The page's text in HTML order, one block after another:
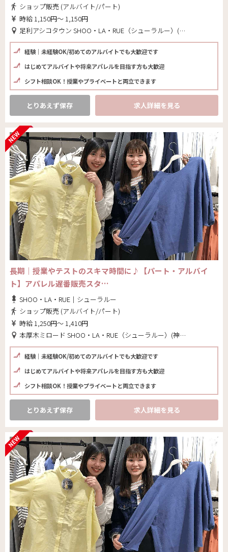
ショップ販売 (アルバイト/パート)
時給 1,150円～ 1,150円
足利アシコタウン SHOO・LA・RUE（シューラルー）(栃木県 足利市)
経験｜未経験OK/初めてのアルバイトでも大歓迎です
はじめてアルバイトや将来アパレルを目指す方も大歓迎
シフト相談OK！授業やプライベートと両立できます
とりあえず保存 求人詳細を見る
長期｜授業やテストのスキマ時間に♪【パート・アルバイ
ト】アパレル遅番販売スタ…
SHOO・LA・RUE｜シューラルー
ショップ販売 (アルバイト/パート)
時給 1,250円～ 1,410円
本厚木ミロード SHOO・LA・RUE（シューラルー）(神奈川県 厚木市)
経験｜未経験OK/初めてのアルバイトでも大歓迎です
はじめてアルバイトや将来アパレルを目指す方も大歓迎
シフト相談OK！授業やプライベートと両立できます
とりあえず保存 求人詳細を見る